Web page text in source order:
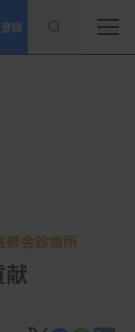
録
会診療所